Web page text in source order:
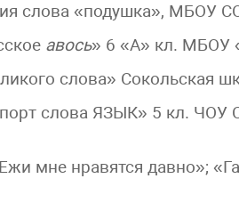
слова «подушка», МБОУ
авось» 6 «А» кл. МБОУ
слова» Сокольская
слова ЯЗЫК» 5 кл. ЧОУ
мне нравятся давно»;